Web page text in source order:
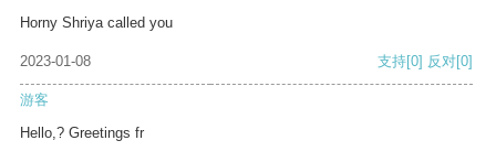
Horny Shriya called you
2023-01-08 支持[0] 反对[0]
游客
Hello,? Greetings fr